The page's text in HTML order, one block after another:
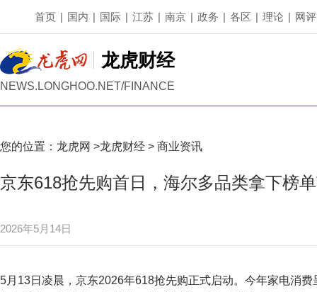
首页 | 国内 | 国际 | 江苏 | 南京 | 政务 | 各区 | 理论 | 网评
龙虎财经
NEWS.LONGHOO.NET/FINANCE
您的位置： 龙虎网 >龙虎财经 > 商业资讯
京东618抢先购首日，海尔多品类拿下榜
2026年5月14日
5月13日凌晨，京东2026年618抢先购正式启动。今年家电消